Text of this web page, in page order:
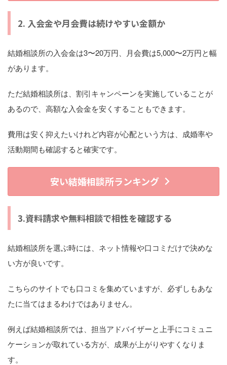
2. 入会金や月会費は続けやすい金額か
結婚相談所の入会金は3〜20万円、月会費は5,000〜2万円と幅
があります。
ただ結婚相談所は、割引キャンペーンを実施していることが
あるので、高額な入会金を安くすることもできます。
費用は安く抑えたいけれど内容が心配という方は、成婚率や
活動期間も確認すると確実です。
安い結婚相談所ランキング
3.資料請求や無料相談で相性を確認する
結婚相談所を選ぶ時には、ネット情報や口コミだけで決めな
い方が良いです。
こちらのサイトでも口コミを集めていますが、必ずしもあな
たに当てはまるわけではありません。
例えば結婚相談所では、担当アドバイザーと上手にコミュニ
ケーションが取れている方が、成果が上がりやすくなりま
す。